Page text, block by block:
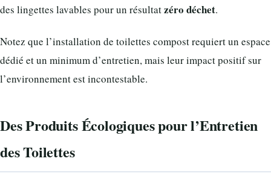
des lingettes lavables pour un résultatzéro déchet.
Notez que l’installation de toilettes compost requiert un espace
dédié et un minimum d’entretien, mais leur impact positif sur
l’environnement est incontestable.
Des Produits Écologiques pour l’Entretien
des Toilettes